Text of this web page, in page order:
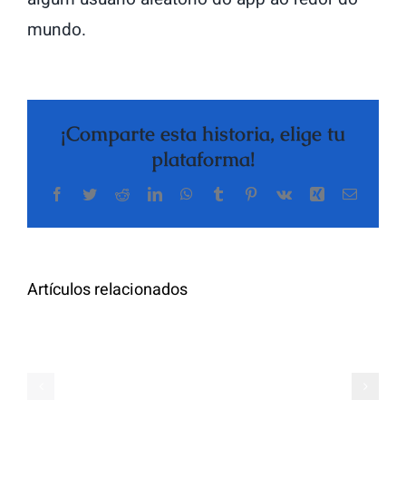
mundo.
¡Comparte esta historia, elige tu
plataforma!
Facebook
TwitterRedditLinkedInWhatsApp
TumblrPinterest
Vk Xing Correo
Artículos relacionados